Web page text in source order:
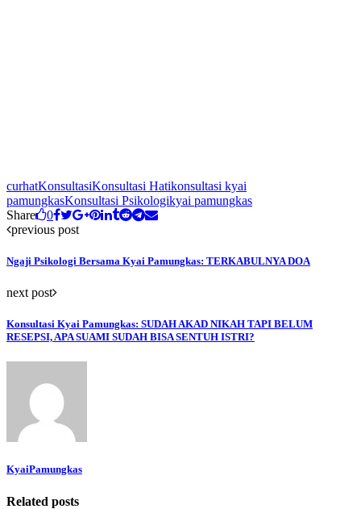
curhatKonsultasiKonsultasi Hatikonsultasi kyai
pamungkasKonsultasi Psikologikyai pamungkas
Share
0
previous post
Ngaji Psikologi Bersama Kyai Pamungkas: TERKABULNYA DOA
next post
Konsultasi Kyai Pamungkas: SUDAH AKAD NIKAH TAPI BELUM
RESEPSI, APA SUAMI SUDAH BISA SENTUH ISTRI?
KyaiPamungkas
Related posts